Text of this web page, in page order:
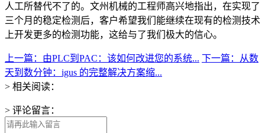
人工所替代不了的。文州机械的工程师高兴地指出，在实现了
三个月的稳定检测后，客户希望我们能继续在现有的检测技术
上开发更多的检测功能，这给与了我们极大的信心。
上一篇：由PLC到PAC：该如何改进您的系统... 下一篇：从数
天到数分钟：igus 的完整解决方案缩...
> 相关阅读：
> 评论留言：